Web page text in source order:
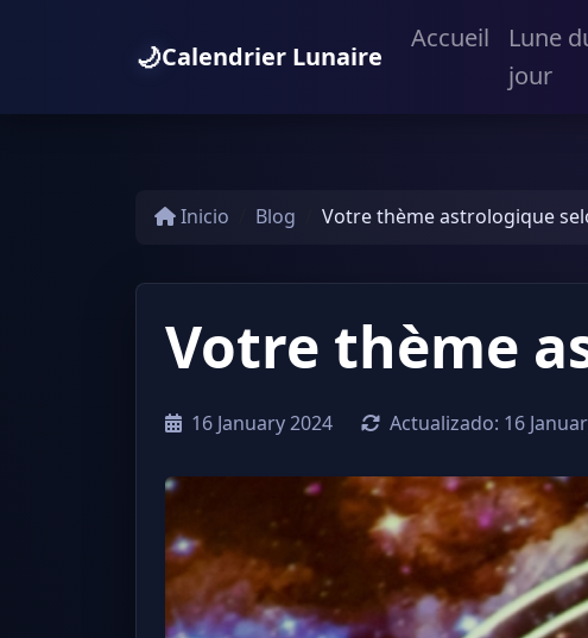
🌙Calendrier Lunaire
Accueil
Lune
jour
Inicio Blog Votre thème astrologique
Votre thème
16 January 2024 Actualizado: 16